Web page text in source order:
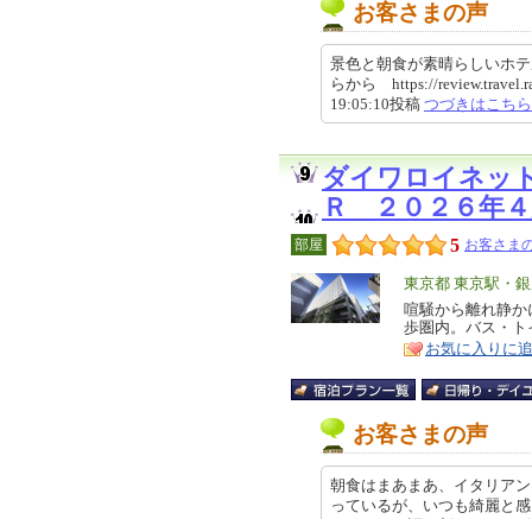
お客さまの声
景色と朝食が素晴らしいホ
らから https://
19:05:10投稿 つづきはこちら
ダイワロイネッ
Ｒ ２０２６年
部屋 5 お客さま
エ
リ
ア
東京都 東京駅・
特
徴
喧騒から離れ静か
歩圏内。バス・
お気に入りに
お客さまの声
朝食はまあまあ、イタリア
っているが、いつも綺麗と